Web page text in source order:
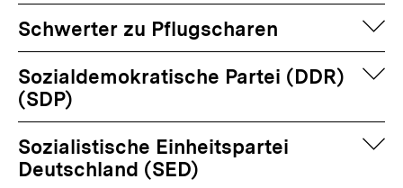
Schwerter zu Pflugscharen
Sozialdemokratische Partei (DDR)
(SDP)
Sozialistische Einheitspartei
Deutschland (SED)